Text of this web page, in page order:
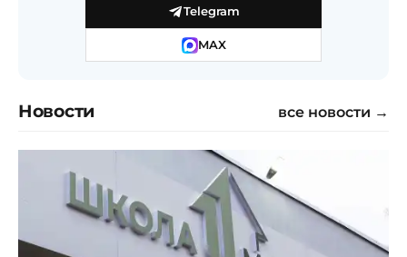
Telegram
MAX
Новости все новости →